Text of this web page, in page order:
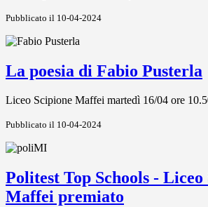
Pubblicato il 10-04-2024
La poesia di Fabio Pusterla
Liceo Scipione Maffei martedì 16/04 ore
Pubblicato il 10-04-2024
Politest Top Schools - Liceo
Maffei premiato